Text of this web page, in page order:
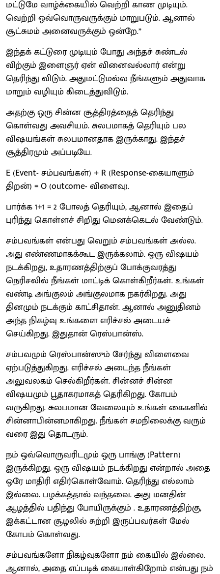
மட்டுமே வாழ்க்கையில் வெற்றி காண முடியும்.
வெற்றி ஒவ்வொருவருக்கும் மாறுபடும். ஆனால்
சூட்சுமம் அனைவருக்கும் ஒன்றே.”
இந்தக் கட்டுரை முடியும் போது அந்தச் சுண்டல்
விற்கும் இளைஞர் ஏன் வினைவல்லார் என்று
தெரிந்து விடும். அதுமட்டுமல்ல நீங்களும் அதுவாக
மாறும் வழியும் கிடைத்துவிடும்.
அதற்கு ஒரு சின்ன சூத்திரத்தைத் தெரிந்து
கொள்வது அவசியம். சுலபமாகத் தெரியும் பல
விஷயங்கள் சுலபமானதாக இருக்காது. இந்தச்
சூத்திரமும் அப்படியே.
E (Event- சம்பவங்கள்) + R (Response-கையாளும்
திறன்) = O (outcome- விளைவு).
பார்க்க 1+1 = 2 போலத் தெரியும், ஆனால் இதைப்
புரிந்து கொள்ளச் சிறிது மெனக்கெடல் வேண்டும்.
சம்பவங்கள் என்பது வெறும் சம்பவங்கள் அல்ல.
அது எண்ணமாகக்கூட இருக்கலாம். ஒரு விஷயம்
நடக்கிறது, உதாரணத்திற்குப் போக்குவரத்து
நெரிசலில் நீங்கள் மாட்டிக் கொள்கிறீர்கள். உங்கள்
வண்டி அங்குலம் அங்குலமாக நகர்கிறது. அது
தினமும் நடக்கும் காட்சிதான். ஆனால் அனுதினம்
அந்த நிகழ்வு உங்களை எரிச்சல் அடையச்
செய்கிறது. இதுதான் ரெஸ்பான்ஸ்.
சம்பவமும் ரெஸ்பான்ஸும் சேர்ந்து விளைவை
ஏற்படுத்துகிறது. எரிச்சல் அடைந்த நீங்கள்
அலுவலகம் செல்கிறீர்கள். சின்னச் சின்ன
விஷயமும் பூதாகரமாகத் தெரிகிறது. கோபம்
வருகிறது. சுலபமான வேலையும் உங்கள் கைகளில்
சின்னாபின்னமாகிறது. நீங்கள் சமநிலைக்கு வரும்
வரை இது தொடரும்.
நம் ஒவ்வொருவரிடமும் ஒரு பாங்கு (Pattern)
இருக்கிறது. ஒரு விஷயம் நடக்கிறது என்றால் அதை
ஒரே மாதிரி எதிர்கொள்வோம். தெரிந்து எல்லாம்
இல்லை. பழக்கத்தால் வந்தவை. அது மனதின்
ஆழத்தில் பதிந்து போயிருக்கும் . உதாரணத்திற்கு,
இக்கட்டான சூழலில் சுற்றி இருப்பவர்கள் மேல்
கோபம் கொள்வது.
சம்பவங்களோ நிகழ்வுகளோ நம் கையில் இல்லை.
ஆனால், அதை எப்படிக் கையாள்கிறோம் என்பது நம்